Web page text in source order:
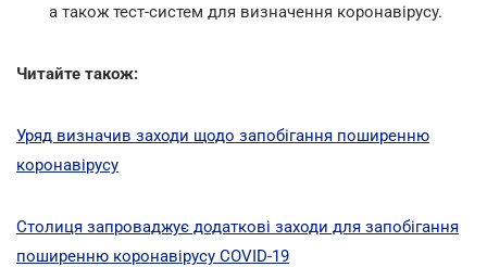
а також тест-систем для визначення коронавірусу.
Читайте також:
Уряд визначив заходи щодо запобігання поширенню
коронавірусу
Столиця запроваджує додаткові заходи для запобігання
поширенню коронавірусу COVID-19